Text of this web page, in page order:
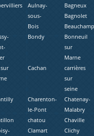
Aulnay-
sous-
Bois
Bagneux
Bagnolet
Bondy
Bonneuil
sur
Marne
Cachan
carrières
sur
seine
Charenton-
le-Pont
Chatenay-
Malabry
chatou
Chaville
Clamart
Clichy